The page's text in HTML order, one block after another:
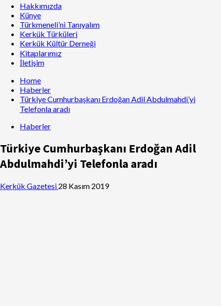
Hakkımızda
Künye
Türkmeneli’ni Tanıyalım
Kerkük Türküleri
Kerkük Kültür Derneği
Kitaplarımız
İletişim
Home
Haberler
Türkiye Cumhurbaşkanı Erdoğan Adil Abdulmahdi’yi
Telefonla aradı
Haberler
Türkiye Cumhurbaşkanı Erdoğan Adil
Abdulmahdi’yi Telefonla aradı
Kerkük Gazetesi 28 Kasım 2019